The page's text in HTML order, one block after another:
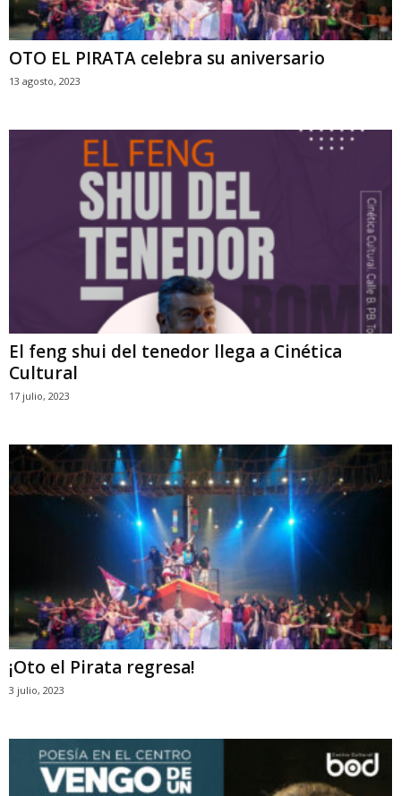
OTO EL PIRATA celebra su aniversario
13 agosto, 2023
El feng shui del tenedor llega a Cinética
Cultural
17 julio, 2023
¡Oto el Pirata regresa!
3 julio, 2023